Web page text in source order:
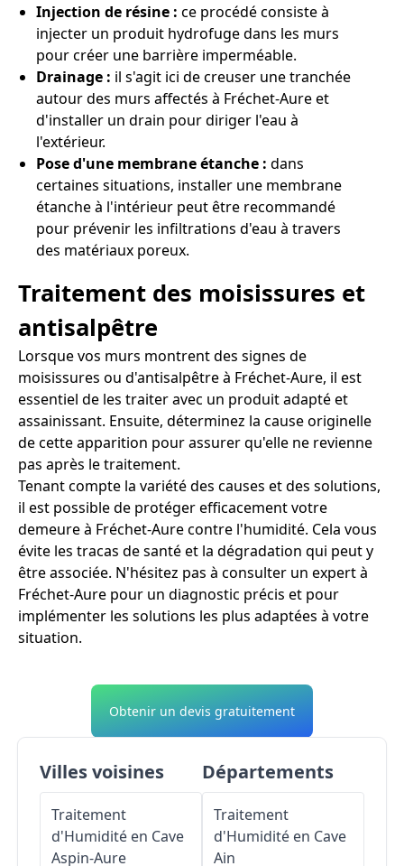
Injection de résine : ce procédé consiste à
injecter un produit hydrofuge dans les murs
pour créer une barrière imperméable.
Drainage : il s'agit ici de creuser une tranchée
autour des murs affectés à Fréchet-Aure et
d'installer un drain pour diriger l'eau à
l'extérieur.
Pose d'une membrane étanche : dans
certaines situations, installer une membrane
étanche à l'intérieur peut être recommandé
pour prévenir les infiltrations d'eau à travers
des matériaux poreux.
Traitement des moisissures et
antisalpêtre
Lorsque vos murs montrent des signes de
moisissures ou d'antisalpêtre à Fréchet-Aure, il est
essentiel de les traiter avec un produit adapté et
assainissant. Ensuite, déterminez la cause originelle
de cette apparition pour assurer qu'elle ne revienne
pas après le traitement.
Tenant compte la variété des causes et des solutions,
il est possible de protéger efficacement votre
demeure à Fréchet-Aure contre l'humidité. Cela vous
évite les tracas de santé et la dégradation qui peut y
être associée. N'hésitez pas à consulter un expert à
Fréchet-Aure pour un diagnostic précis et pour
implémenter les solutions les plus adaptées à votre
situation.
Obtenir un devis gratuitement
Villes voisines
Traitement
d'Humidité en Cave
Aspin-Aure
Départements
Traitement
d'Humidité en Cave
Ain